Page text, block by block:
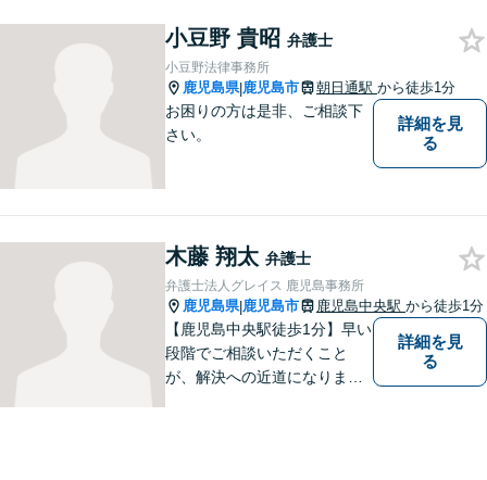
ていただきます。お気軽にご
相談ください。
小豆野 貴昭 弁護士
小豆野法律事務所
鹿児島県|鹿児島市 朝日通駅 から徒歩1分
お困りの方は是非、ご相談下
さい。
詳細を見
る
木藤 翔太 弁護士
弁護士法人グレイス 鹿児島事務所
鹿児島県|鹿児島市 鹿児島中央駅 から徒歩1分
【鹿児島中央駅徒歩1分】早い
段階でご相談いただくこと
が、解決への近道になりま
詳細を見
る